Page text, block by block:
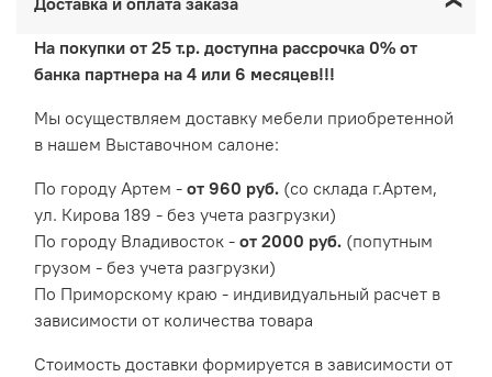
На покупки от 25 т.р. доступна рассрочка 0% от
банка партнера на 4 или 6 месяцев!!!
Мы осуществляем доставку мебели приобретенной
в нашем Выставочном салоне:
По городу Артем - от 960 руб. (со склада г.Артем,
ул. Кирова 189 - без учета разгрузки)
По городу Владивосток - от 2000 руб. (попутным
грузом - без учета разгрузки)
По Приморскому краю - индивидуальный расчет в
зависимости от количества товара
Cтоимость доставки формируется в зависимости от